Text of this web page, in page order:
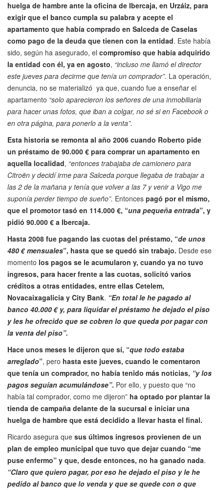
huelga de hambre ante la oficina de Ibercaja, en Urzáiz, para
exigir que el banco cumpla su palabra y acepte el
apartamento que había comprado en Salceda de Caselas
como pago de la deuda que tienen con la entidad. Este había
sido, según ha asegurado, el compromiso que había adquirido
la entidad con él, ya en agosto, “incluso me llamó el director
este jueves para decirme que tenía un comprador”. La operación,
denuncia, no se materializó ya que, cuando fue a enseñar el
apartamento “solo aparecieron los señores de una inmobiliaria
para hacer unas fotos, que iban a colgar, no sé si en Facebook o
en otra página, para ponerlo a la venta”.
Esta historia se remonta al año 2006 cuando Roberto pide
un préstamo de 90.000 € para comprar un apartamento en
aquella localidad, “entonces trabajaba de camionero para
Citroën y decidí irme para Salceda porque llegaba de trabajar a
las 2 de la mañana y tenía que volver a las 7 y venir a Vigo me
suponía perder tiempo de sueño”. Entonces pagó por el mismo,
que el promotor tasó en 114.000 €, “una pequeña entrada”, y
pidió 90.000 € a Ibercaja.
Hasta 2008 fue pagando las cuotas del préstamo, “de unos
480 € mensuales”, hasta que se quedó sin trabajo. Desde ese
momento los pagos se le acumularon y, cuando ya no tuvo
ingresos, para hacer frente a las cuotas, solicitó varios
créditos a otras entidades, entre ellas Cetelem,
Novacaixagalicia y City Bank. “En total le he pagado al
banco 40.000 € y, para liquidar el préstamo he dejado el piso
y les he ofrecido que se cobren lo que queda por pagar con
la venta del piso”.
Hace unos meses le dijeron que sí, “que todo estaba
arreglado”, pero hasta este jueves, cuando le comentaron
que tenía un comprador, no había tenido más noticias, “y los
pagos seguían acumulándose”. Por ello, y puesto que “no
había tal comprador, como me dijeron” ha optado por plantar la
tienda de campaña delante de la sucursal e iniciar una
huelga de hambre que está decidido a llevar hasta el final.
Ricardo asegura que sus últimos ingresos provienen de un
plan de empleo municipal que tuvo que dejar cuando “me
puse enfermo” y que, desde entonces, no ha ganado nada.
“Claro que quiero pagar, por eso he dejado el piso y le he
pedido al banco que lo venda y que se quede con o que